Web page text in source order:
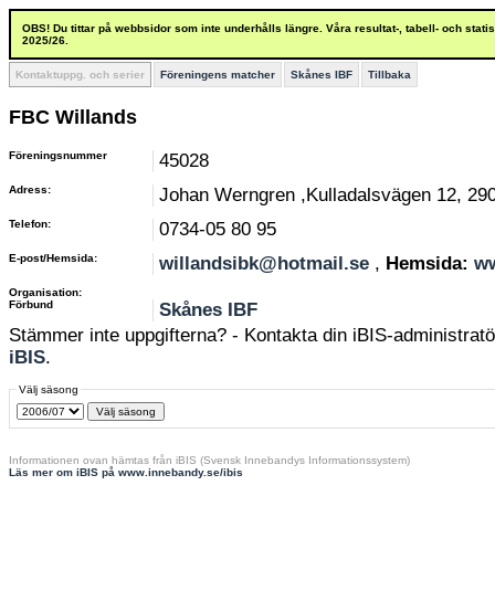
OBS! Du tittar på webbsidor som inte underhålls längre. Våra resultat-, tabell- och
2025/26.
Kontaktuppg. och serier Föreningens matcher Skånes IBF Tillbaka
FBC Willands
Föreningsnummer 45028
Adress: Johan Werngren ,Kulladalsvägen 12,
Telefon: 0734-05 80 95
E-post/Hemsida: willandsibk@hotmail.se , Hemsida:
Organisation:
Förbund
Skånes IBF
Stämmer inte uppgifterna? - Kontakta din iBIS-
iBIS.
Välj säsong
Informationen ovan hämtas från iBIS (Svensk Innebandys Informationssystem)
Läs mer om iBIS på www.innebandy.se/ibis